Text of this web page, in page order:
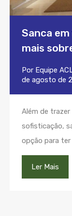
Sanca
mais
Por Equipe
de agosto de
Além de
sofisticação,
opção para ter
Ler Mais